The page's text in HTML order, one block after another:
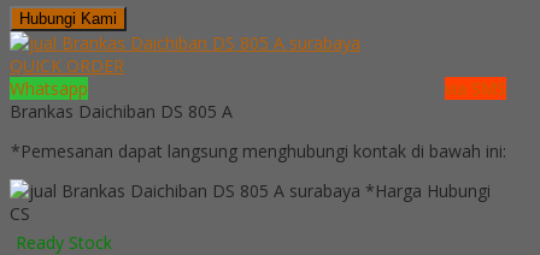
Hubungi Kami
QUICK ORDER
Whatsapp
via SMS
Brankas Daichiban DS 805 A
*Pemesanan dapat langsung menghubungi kontak di bawah ini:
*Harga Hubungi
CS
Ready Stock